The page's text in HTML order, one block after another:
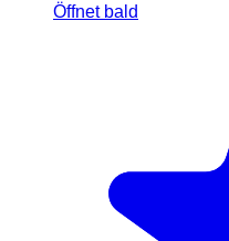
Öffnet bald